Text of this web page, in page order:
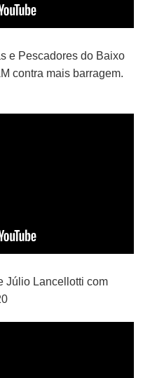
e Pescadores do Baixo
contra mais barragem.
Júlio Lancellotti com